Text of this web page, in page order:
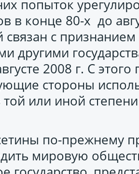
попыток
в конце 80-х до
связан с
другими
2008 г. С
стороны
или иной
по-прежнему
мировую